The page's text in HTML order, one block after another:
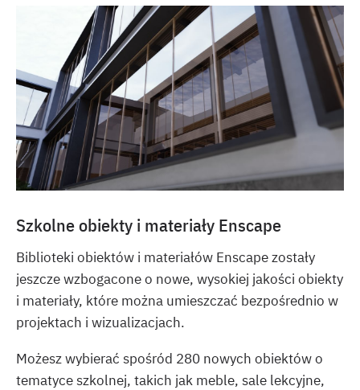
Szkolne obiekty i materiały Enscape
Biblioteki obiektów i materiałów Enscape zostały
jeszcze wzbogacone o nowe, wysokiej jakości obiekty
i materiały, które można umieszczać bezpośrednio w
projektach i wizualizacjach.
Możesz wybierać spośród 280 nowych obiektów o
tematyce szkolnej, takich jak meble, sale lekcyjne,